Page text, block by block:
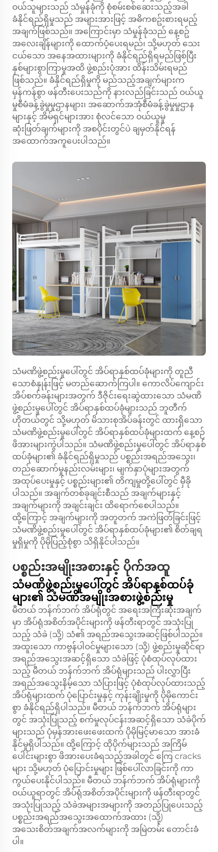
ဝယ်သူများသည် သံမှုန်ခုံကို စုံစမ်းစစ်ဆေးသည့်အခါ
ခံနိုင်ရည်ရှိမှုသည် အများအားဖြင့် အဓိကစဥ်းစားရမည့်
အချက်ဖြစ်သည်။ အကြောင်းမှာ သံမှုန်ခုံသည် နေ့စဥ်
အလေးချိန်များကို ထောက်ပံ့ပေးရမည်၊ သို့မဟုတ် သေး
ငယ်သော အနေအထားများကို ခံနိုင်ရည်ရှိရမည်ဖြစ်ပြီး
နှစ်များစွာကြာမှုအထိ ဖွဲ့စည်းပုံအား ထိန်းသိမ်းရမည်
ဖြစ်သည်။ ခံနိုင်ရည်ရှိမှုကို မည်သည့်အချက်များက
မှန်ကန်စွာ ဖန်တီးပေးသည်ကို နားလည်ခြင်းသည် ဝယ်ယူ
မှုစီမံခန့်ခွဲမှုမှုဌာနများ၊ အဆောက်အအုံစီမံခန့်ခွဲမှုမှုဌာန
များနှင့် အိမ်ရှင်များအား စုံလင်သော ဝယ်ယူမှု
ဆုံးဖြတ်ချက်များကို အစပိုင်းတွင်ပဲ ချမှတ်နိုင်ရန်
အထောက်အကူပေးပါသည်။
သံမဏိဖွဲ့စည်းမှုပေါ်တွင် အိပ်ရာနှစ်ထပ်ခုံများကို တူညီ
သောစံနှုန်းဖြင့် မတည်ဆောက်ကြပါ။ ကောလိပ်ကျောင်း
အိပ်စက်ခန်းများအတွက် ဒီဇိုင်းရေးဆွဲထားသော သံမဏိ
ဖွဲ့စည်းမှုပေါ်တွင် အိပ်ရာနှစ်ထပ်ခုံများသည် ဘူတီက်
ဟိုတယ်တွင် သို့မဟုတ် မိသားစုအိပ်ခန်းတွင် ထားရှိသော
သံမဏိဖွဲ့စည်းမှုပေါ်တွင် အိပ်ရာနှစ်ထပ်ခုံများထက် နေ့စဉ်
ဖိအားများကွဲပါသည်။ သံမဏိဖွဲ့စည်းမှုပေါ်တွင် အိပ်ရာနှစ်
ထပ်ခုံများ၏ ခံနိုင်ရည်ရှိမှုသည် ပစ္စည်းအရည်အသွေး၊
တည်ဆောက်မှုနည်းလမ်းများ၊ မျက်နှာပုံများအတွက်
အထုပ်ပေးမှုနှင့် ပစ္စည်းများ၏ တိကျမှုတို့ပေါ်တွင် မှီခို
ပါသည်။ အချက်တစ်ခုချင်းစီသည် အချက်များနှင့်
အချက်များကို အချင်းချင်း ထိရောက်စေပါသည်။
ထို့ကြောင့် အချက်များကို အတူတက် အကဲဖြတ်ခြင်းဖြင့်
သံမဏိဖွဲ့စည်းမှုပေါ်တွင် အိပ်ရာနှစ်ထပ်ခုံများ၏ စိတ်ချရ
မှုရှိမှုကို ပိုမိုပြည့်စုံစွာ သိရှိနိုင်ပါသည်။
ပစ္စည်းအမျိုးအစားနှင့် ပိုက်အထူ
သံမဏိဖွဲ့စည်းမှုပေါ်တွင် အိပ်ရာနှစ်ထပ်ခုံ
များ၏ သံမဏိအမျိုးအစားဖွဲ့စည်းမှု
မီတယ် ဘန်က်ဘက် အိပ်ရုံတွင် အရေးအကြီးဆုံးအချက်
မှာ အိပ်ရုံအစိတ်အပိုင်းများကို ဖန်တီးရာတွင် အသုံးပြု
သည့် သံခဲ (သို့) သံ၏ အရည်အသွေးအဆင့်ဖြစ်ပါသည်။
အထူးသော ကာဗွန်ပါဝင်မှုများသော (သို့) ဖွဲ့စည်းမှုဆိုင်ရာ
အရည်အသွေးအဆင့်ရှိသော သံခဲဖြင့် ပုံစံထုပ်လုပ်ထား
သည့် မီတယ် ဘန်က်ဘက် အိပ်ရုံများသည် ပါးလွှာပြီး
အရည်အသွေးနိမ့်သော သံပြားဖြင့် ပုံစံထုပ်လုပ်ထားသည့်
အိပ်ရုံများထက် ပုံပြောင်းမှုနှင့် ကုန်းချိုးမှုကို ပိုမိုကောင်း
စွာ ခံနိုင်ရည်ရှိပါသည်။ မီတယ် ဘန်က်ဘက် အိပ်ရုံများ
တွင် အသုံးပြုသည့် စက်မှုလုပ်ငန်းအဆင့်ရှိသော သံခဲပိုက်
များသည် ပုံမှန်အားဖေးဖေးထက် ပိုမိုမြင့်မာသော အားခံ
နိုင်မှုရှိပါသည်။ ထို့ကြောင့် ထိုပိုက်များသည် အကြိမ်
ပေါင်းများစွာ ဖိအားပေးခံရသည့်အခါတွင် ကြေ cracks
များ သို့မဟုတ် ပုံပြောင်းမှုများ ဖြစ်ပေါ်လာခြင်းကို ကာ
ကွယ်ပေးနိုင်ပါသည်။ မီတယ် ဘန်က်ဘက် အိပ်ရုံများကို
ဝယ်ယူရာတွင် အိပ်ရုံအစိတ်အပိုင်းများကို ဖန်တီးရာတွင်
အသုံးပြုသည့် သံခဲအများအများကို အတည်ပြုပေးသည့်
ပစ္စည်းအရည်အသွေးအထောက်အထား (သို့)
အသေးစိတ်အချက်အလက်များကို အမြဲတမ်း တောင်းခံ
ပါ။